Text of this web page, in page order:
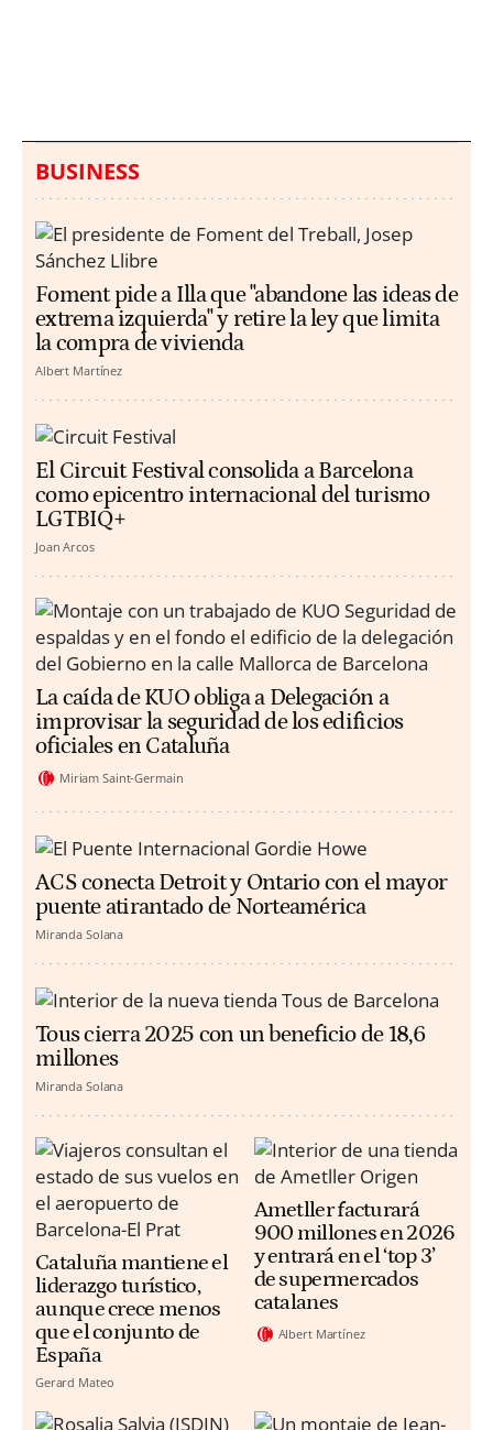
BUSINESS
Foment pide a Illa que "abandone las ideas de
extrema izquierda" y retire la ley que limita
la compra de vivienda
Albert Martínez
El Circuit Festival consolida a Barcelona
como epicentro internacional del turismo
LGTBIQ+
Joan Arcos
La caída de KUO obliga a Delegación a
improvisar la seguridad de los edificios
oficiales en Cataluña
Miriam Saint-Germain
ACS conecta Detroit y Ontario con el mayor
puente atirantado de Norteamérica
Miranda Solana
Tous cierra 2025 con un beneficio de 18,6
millones
Miranda Solana
Cataluña mantiene el
liderazgo turístico,
aunque crece menos
que el conjunto de
España
Gerard Mateo
Ametller facturará
900 millones en 2026
y entrará en el ‘top 3’
de supermercados
catalanes
Albert Martínez